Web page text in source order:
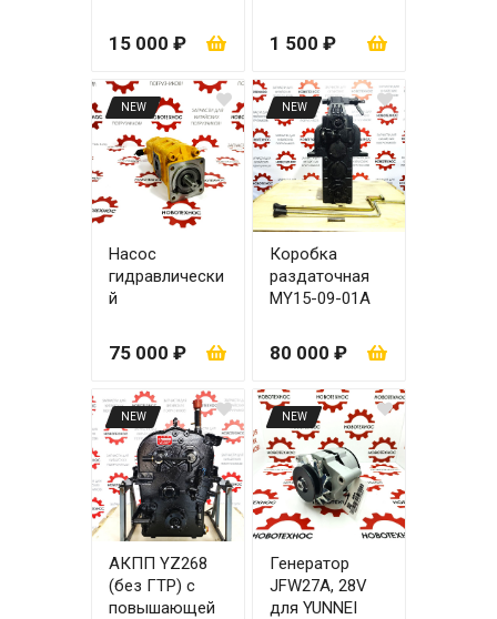
15 000 ₽ 1 500 ₽
NEW
Насос
гидравлически
й
-XF 6 шлицов
(сдвоенный)
75 000 ₽
NEW
Коробка
раздаточная
MY15-09-01A
ZL18/ZL20
80 000 ₽
NEW
АКПП YZ268
(без ГТР) с
повышающей
NEW
Генератор
JFW27A, 28V
для YUNNEI